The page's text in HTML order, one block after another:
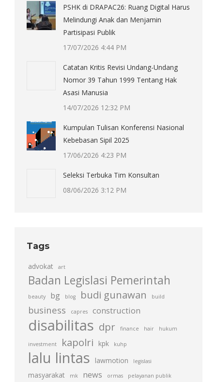
PSHK di DRAPAC26: Ruang Digital Harus
Melindungi Anak dan Menjamin
Partisipasi Publik
17/07/2026 4:44 PM
Catatan Kritis Revisi Undang-Undang
Nomor 39 Tahun 1999 Tentang Hak
Asasi Manusia
14/07/2026 12:32 PM
Kumpulan Tulisan Konferensi Nasional
Kebebasan Sipil 2025
17/06/2026 4:23 PM
Seleksi Terbuka Tim Konsultan
08/06/2026 3:12 PM
Tags
advokat art
Badan Legislasi Pemerintah
beauty bg blog budi gunawan build
business capres construction
disabilitas dpr finance hair hukum
investment kapolri kpk kuhp
lalu lintas lawmotion legislasi
masyarakat mk news ormas pelayanan publik